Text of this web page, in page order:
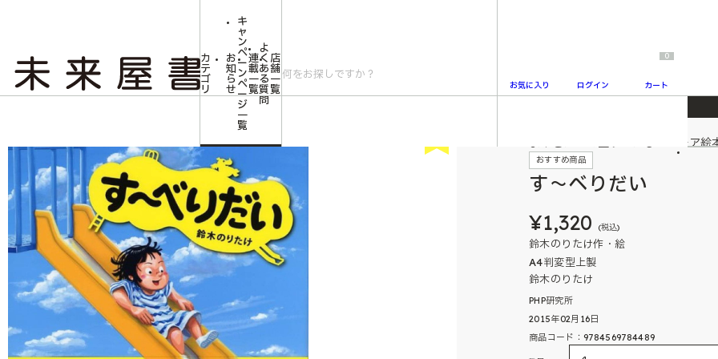
カ
テ
ゴ
リ
お
知
ら
せ
キ
ャ
ン
ペ
ー
ン
ペ
ー
ジ
一
覧
連
載
一
覧
よ
く
あ
る
質
問
店
舗
一
覧
お気に入り ログイン
0
カート
す～べりだい
よみきかせで盛り上がるユーモア絵
おすすめ商品
す～べりだい
¥1,320 (税込)
鈴木のりたけ作・絵
A4判変型上製
鈴木のりたけ
PHP研究所
2015年02月16日
商品コード：9784569784489